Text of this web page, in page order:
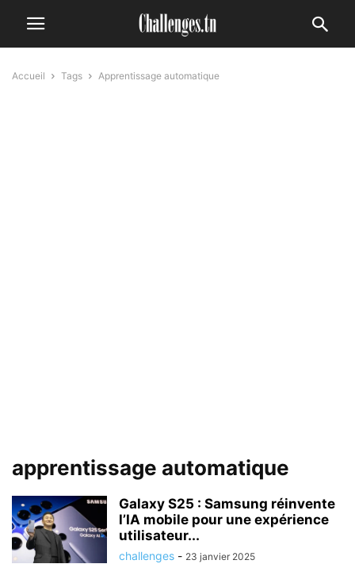
Accueil Tags Apprentissage automatique
apprentissage automatique
Galaxy S25 : Samsung réinvente
l’IA mobile pour une expérience
utilisateur...
challenges - 23 janvier 2025